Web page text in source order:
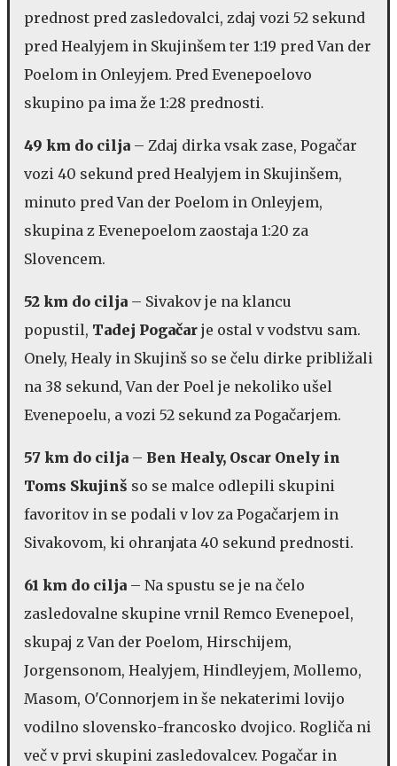
prednost pred zasledovalci, zdaj vozi 52 sekund
pred Healyjem in Skujinšem ter 1:19 pred Van der
Poelom in Onleyjem. Pred Evenepoelovo
skupino pa ima že 1:28 prednosti.
49 km do cilja – Zdaj dirka vsak zase, Pogačar
vozi 40 sekund pred Healyjem in Skujinšem,
minuto pred Van der Poelom in Onleyjem,
skupina z Evenepoelom zaostaja 1:20 za
Slovencem.
52 km do cilja – Sivakov je na klancu
popustil, Tadej Pogačar je ostal v vodstvu sam.
Onely, Healy in Skujinš so se čelu dirke približali
na 38 sekund, Van der Poel je nekoliko ušel
Evenepoelu, a vozi 52 sekund za Pogačarjem.
57 km do cilja – Ben Healy, Oscar Onely in
Toms Skujinš so se malce odlepili skupini
favoritov in se podali v lov za Pogačarjem in
Sivakovom, ki ohranjata 40 sekund prednosti.
61 km do cilja – Na spustu se je na čelo
zasledovalne skupine vrnil Remco Evenepoel,
skupaj z Van der Poelom, Hirschijem,
Jorgensonom, Healyjem, Hindleyjem, Mollemo,
Masom, O'Connorjem in še nekaterimi lovijo
vodilno slovensko-francosko dvojico. Rogliča ni
več v prvi skupini zasledovalcev. Pogačar in